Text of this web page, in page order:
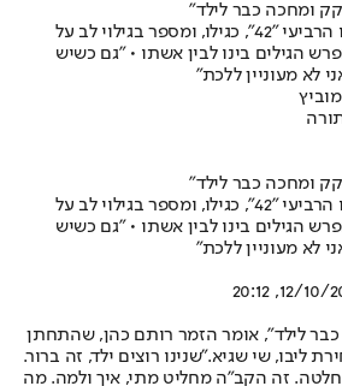
ומחכה כבר לילד"
רותם כהן מוציא את אלבומו הרביעי "42", כגילו, ומספר בגילוי לב על
הגילים בינו לבין אשתו • "גם כשיש
לא מעוניין ללכת"
ומחכה כבר לילד"
רותם כהן מוציא את אלבומו הרביעי "42", כגילו, ומספר בגילוי לב על
הגילים בינו לבין אשתו • "גם כשיש
לא מעוניין ללכת"
12/10/2022,
לילד", אומר הזמר רותם כהן, שהתחתן
ליבו, שי שגיא."שנינו רוצים ילד, זה ברור.
זה הקב"ה מחליט מתי, איך ולמה. מה